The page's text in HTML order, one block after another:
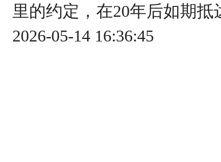
里的约定，在20年后如期
2026-05-14 16:36:45